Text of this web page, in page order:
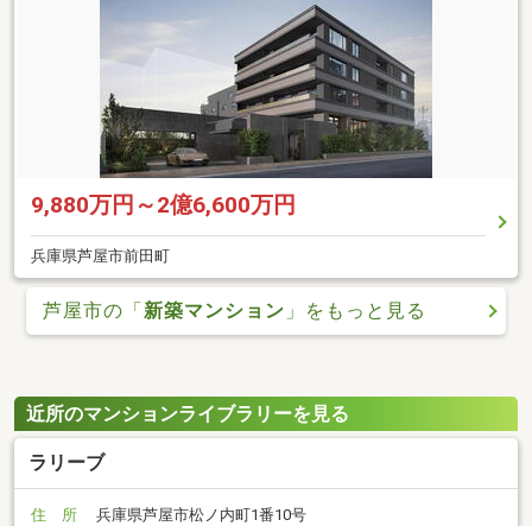
9,880万円～2億6,600万円
兵庫県芦屋市前田町
芦屋市の「 新築マンション 」をもっと見る
近所のマンションライブラリーを見る
ラリーブ
住 所
兵庫県芦屋市松ノ内町1番10号